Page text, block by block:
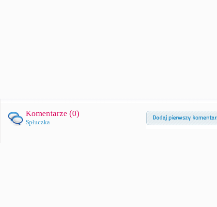
Komentarze (0)
Spłuczka